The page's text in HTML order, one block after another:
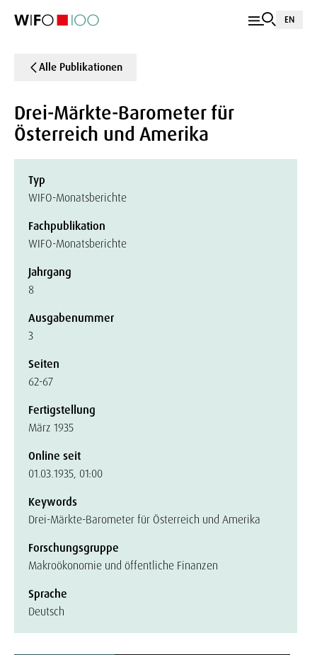
EN
Alle Publikationen
Drei-Märkte-Barometer für
Österreich und Amerika
Typ
WIFO-Monatsberichte
Fachpublikation
WIFO-Monatsberichte
Jahrgang
8
Ausgabenummer
3
Seiten
62-67
Fertigstellung
März 1935
Online seit
01.03.1935, 01:00
Keywords
Drei-Märkte-Barometer für Österreich und Amerika
Forschungsgruppe
Makroökonomie und öffentliche Finanzen
Sprache
Deutsch